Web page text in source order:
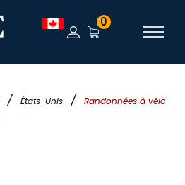
/ États-Unis /
Randonnées à vélo
0